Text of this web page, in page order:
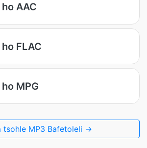
AAC
FLAC
MPG
tsohle MP3 Bafetoleli →